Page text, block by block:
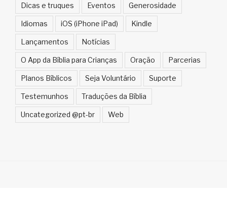
Dicas e truques Eventos Generosidade
Idiomas iOS (iPhone iPad) Kindle
Lançamentos Notícias
O App da Bíblia para Crianças Oração Parcerias
Planos Bíblicos Seja Voluntário Suporte
Testemunhos Traduções da Bíblia
Uncategorized @pt-br Web